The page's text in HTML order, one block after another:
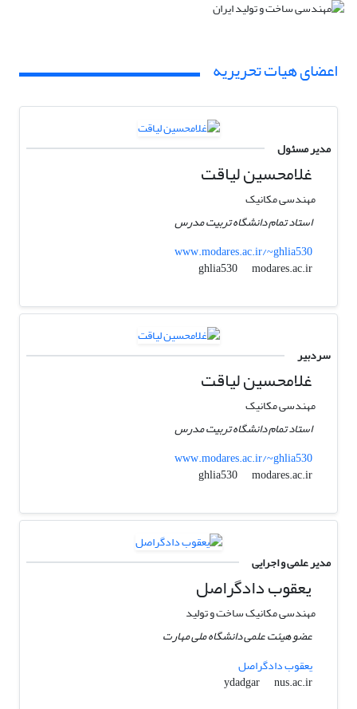
اعضای هیات تحریریه
مدیر مسئول
غلامحسین لیاقت
مهندسی مکانیک
استاد تمام دانشگاه تربیت مدرس
www.modares.ac.ir/~ghlia530
ghlia530
modares.ac.ir
سردبیر
غلامحسین لیاقت
مهندسی مکانیک
استاد تمام دانشگاه تربیت مدرس
www.modares.ac.ir/~ghlia530
ghlia530
modares.ac.ir
مدیر علمی و اجرایی
یعقوب دادگراصل
مهندسی مکانیک ساخت و تولید
عضو هیئت علمی دانشگاه ملی مهارت
یعقوب دادگراصل
ydadgar
nus.ac.ir